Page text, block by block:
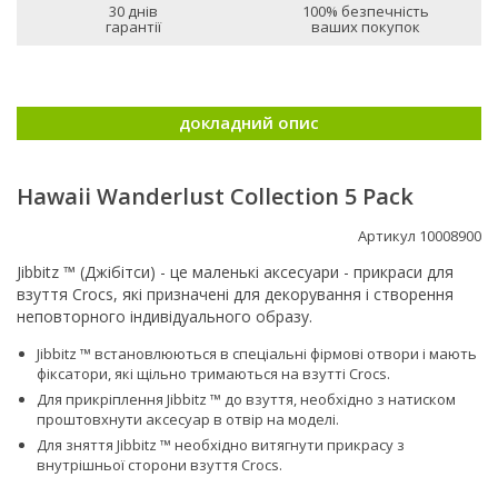
30 днів
гарантії
100% безпечність
ваших покупок
докладний опис
Hawaii Wanderlust Collection 5 Pack
Артикул 10008900
Jibbitz ™ (Джібітси) - це маленькі аксесуари - прикраси для
взуття Crocs, які призначені для декорування і створення
неповторного індивідуального образу.
Jibbitz ™ встановлюються в спеціальні фірмові отвори і мають
фіксатори, які щільно тримаються на взутті Сrocs.
Для прикріплення Jibbitz ™ до взуття, необхідно з натиском
проштовхнути аксесуар в отвір на моделі.
Для зняття Jibbitz ™ необхідно витягнути прикрасу з
внутрішньої сторони взуття Сrocs.